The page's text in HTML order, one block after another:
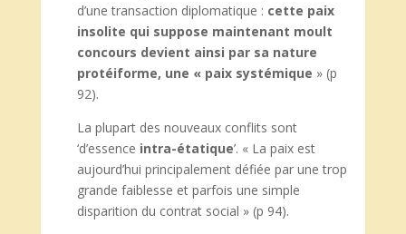
d’une transaction diplomatique : cette paix
insolite qui suppose maintenant moult
concours devient ainsi par sa nature
protéiforme, une « paix systémique » (p
92).
La plupart des nouveaux conflits sont
‘d’essence intra-étatique’. « La paix est
aujourd’hui principalement défiée par une trop
grande faiblesse et parfois une simple
disparition du contrat social » (p 94).